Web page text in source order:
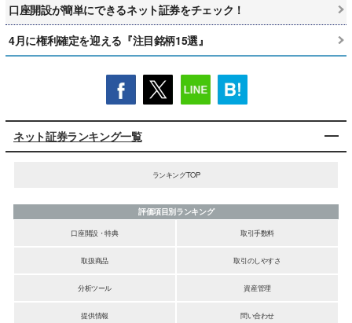
口座開設が簡単にできるネット証券をチェック！
4月に権利確定を迎える『注目銘柄15選』
ネット証券ランキング一覧
ランキングTOP
評価項目別ランキング
口座開設・特典
取引手数料
取扱商品 取引のしやすさ
分析ツール 資産管理
提供情報 問い合わせ